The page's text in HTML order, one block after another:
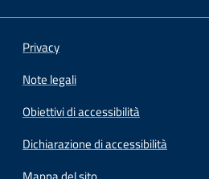
Privacy
Note legali
Obiettivi di accessibilità
Dichiarazione di accessibilità